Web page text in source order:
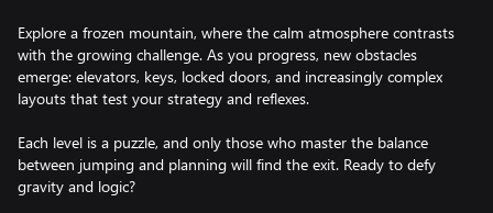
Explore a frozen mountain, where the calm atmosphere contrasts
with the growing challenge. As you progress, new obstacles
emerge: elevators, keys, locked doors, and increasingly complex
layouts that test your strategy and reflexes.
Each level is a puzzle, and only those who master the balance
between jumping and planning will find the exit. Ready to defy
gravity and logic?